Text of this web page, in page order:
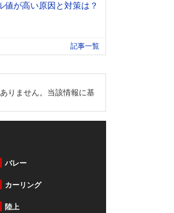
値が高い原因と対策は？
記事一覧
りません。当該情報に基
バレー
カーリング
陸上